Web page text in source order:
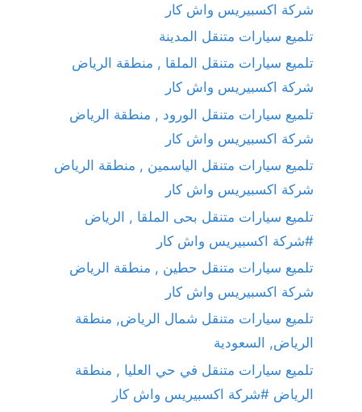
شركة اكسبيريس واش كار
تلميع سيارات متنقل المدينة
تلميع سيارات متنقل الملقا , منطقة الرياض
شركة اكسبيريس واش كار
تلميع سيارات متنقل الورود , منطقة الرياض
شركة اكسبيريس واش كار
تلميع سيارات متنقل الياسمين , منطقة الرياض
شركة اكسبيريس واش كار
تلميع سيارات متنقل بحى الملقا , الرياض
#شركة اكسبيريس واش كار
تلميع سيارات متنقل حطين , منطقة الرياض
شركة اكسبيريس واش كار
تلميع سيارات متنقل شمال الرياض, منطقة
الرياض, السعودية
تلميع سيارات متنقل في حي العليا , منطقة
الرياض #شركة اكسبيريس واش كار